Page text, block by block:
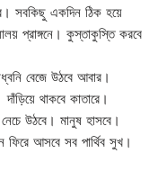
সবকিছু একদিন ঠিক হয়ে
প্রাঙ্গনে। কুস্তাকুস্তি করবে
বেজে উঠবে আবার।
থাকবে কাতারে।
উঠবে। মানুষ হাসবে।
ফিরে আসবে সব পার্থিব সুখ।